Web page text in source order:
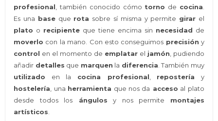
profesional, también conocido cómo torno de cocina.
Es una baseque rota sobre sí misma y permite girar el
plato o recipiente que tiene encima sin necesidad de
moverlo con la mano. Con esto conseguimos precisión y
control en el momento de emplatarel jamón, pudiendo
añadir detalles que marquen la diferencia. También muy
utilizado en la cocina profesional, repostería y
hostelería, una herramienta que nos da acceso al plato
desde todos los ángulos y nos permite montajes
artísticos.